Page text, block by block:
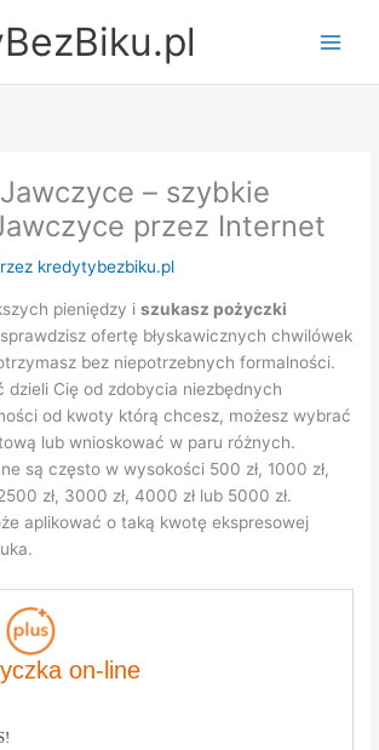
– szybkie
przez Internet
kredytybezbiku.pl
pieniędzy iszukasz pożyczki
ofertę błyskawicznych chwilówek
bez niepotrzebnych formalności.
dzieli Cię od zdobycia niezbędnych
od kwoty którą chcesz, możesz wybrać
lub wnioskować w paru różnych.
są często w wysokości 500 zł, 1000 zł,
zł, 3000 zł, 4000 zł lub 5000 zł.
aplikować o taką kwotę ekspresowej
on-line